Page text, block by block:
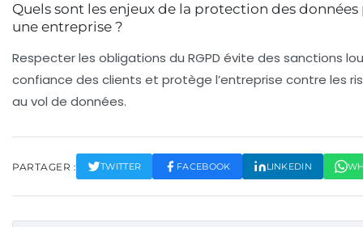
Quels sont les enjeux de la protection des
une entreprise ?
Respecter les obligations du RGPD évite des sanctions
confiance des clients et protège l’entreprise contre les
au vol de données.
PARTAGER : TWITTER FACEBOOK LINKEDIN